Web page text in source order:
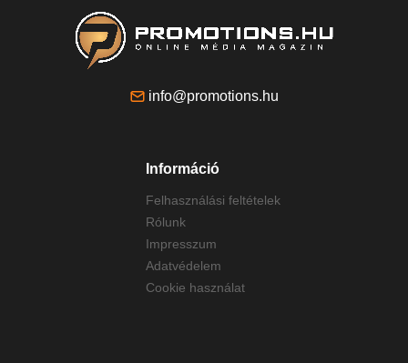
info@promotions.hu
Információ
Felhasználási feltételek
Rólunk
Impresszum
Adatvédelem
Cookie használat